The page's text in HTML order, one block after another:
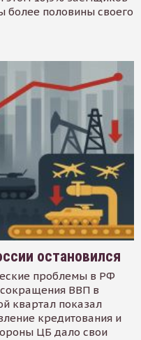
более половины своего
остановился
проблемы в РФ
сокращения ВВП в
квартал показал
кредитования и
ЦБ дало свои